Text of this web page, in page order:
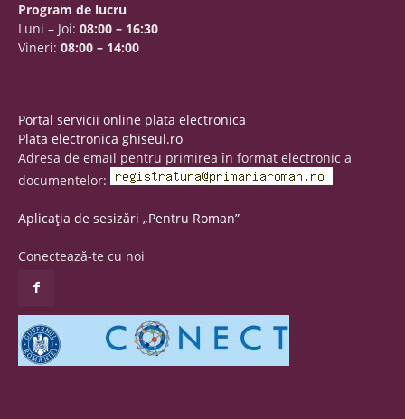
Program de lucru
Luni – Joi: 08:00 – 16:30
Vineri: 08:00 – 14:00
Portal servicii online plata electronica
Plata electronica ghiseul.ro
Adresa de email pentru primirea în format electronic a
documentelor:
Aplicația de sesizări „Pentru Roman”
Conectează-te cu noi